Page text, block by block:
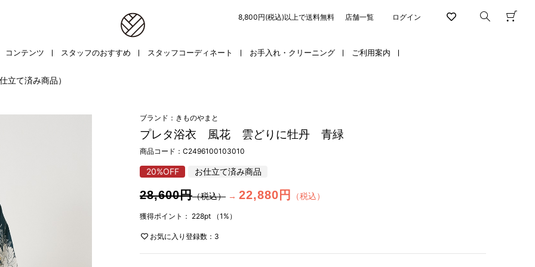
ログイン
8,800円(税込)以上で送料無料 店舗一覧
コンテンツ スタッフのおすすめ スタッフコーディネート お手入れ・クリーニング ご利用案内
立て済み商品）
ブランド：きものやまと
プレタ浴衣 風花 雲どりに牡丹 青緑
商品コード： C2496100103010
20%OFF お仕立て済み商品
28,600円（税込） → 22,880円 （税込）
獲得ポイント： 228pt （1%）
お気に入り登録数：3